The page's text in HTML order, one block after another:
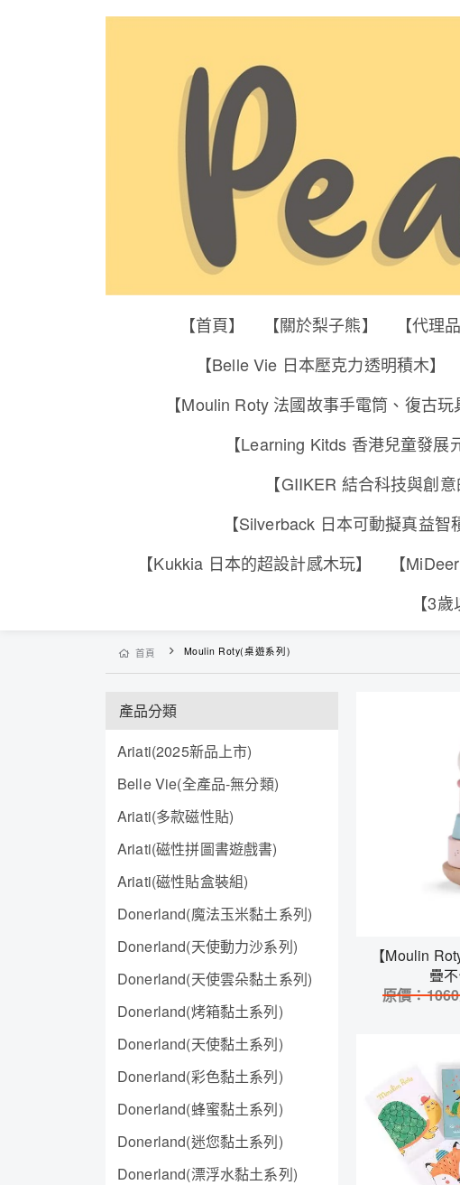
【首頁】 【關於梨子熊】 【代理
【Belle Vie 日本壓克力透明積木】
【Moulin Roty 法國故事手電筒、復古玩
【Learning Kitds 香港兒童發展
【GIIKER 結合科技與創
【Silverback 日本可動擬真益智
【Kukkia 日本的超設計感木玩】
【
【3
首頁 Moulin Roty(桌遊系列)
產品分類
Ariati(2025新品上市)
Belle Vie(全產品-無分類)
Ariati(多款磁性貼)
Ariati(磁性拼圖書遊戲書)
Ariati(磁性貼盒裝組)
Donerland(魔法玉米黏土系列)
Donerland(天使動力沙系列)
Donerland(天使雲朵黏土系列)
Donerland(烤箱黏土系列)
Donerland(天使黏土系列)
Donerland(彩色黏土系列)
Donerland(蜂蜜黏土系列)
Donerland(迷您黏土系列)
Donerland(漂浮水黏土系列)
【Moulin
疊
原價：1060